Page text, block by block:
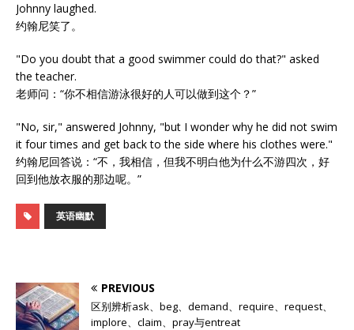
Johnny laughed.
约翰尼笑了。
"Do you doubt that a good swimmer could do that?" asked
the teacher.
老师问：“你不相信游泳很好的人可以做到这个？”
"No, sir," answered Johnny, "but I wonder why he did not swim
it four times and get back to the side where his clothes were."
约翰尼回答说：“不，我相信，但我不明白他为什么不游四次，好
回到他放衣服的那边呢。”
英语幽默
PREVIOUS
区别辨析ask、beg、demand、require、request、
implore、claim、pray与entreat